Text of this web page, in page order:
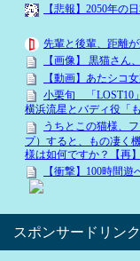
スポンサードリンク